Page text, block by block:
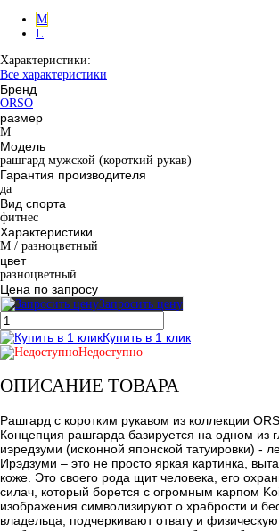
M
L
Характеристики:
Все характеристики
Бренд
ORSO
размер
M
Модель
рашгард мужской (короткий рукав)
Гарантия производителя
да
Вид спорта
фитнес
Характеристики
M / разноцветный
цвет
разноцветный
Цена по запросу
Запросить цену
Купить в 1 клик
Недоступно
ОПИСАНИЕ ТОВАРА
Рашгард с коротким рукавом из коллекции
Концепция рашгарда базируется на одном из
иэредзуми (исконной японской татуировки) -
Ирэдзуми – это не просто яркая картинка,
коже. Это своего рода щит человека, его
силач, который борется с огромным карпом
изображения символизируют о храбрости и
владельца, подчеркивают отвагу и